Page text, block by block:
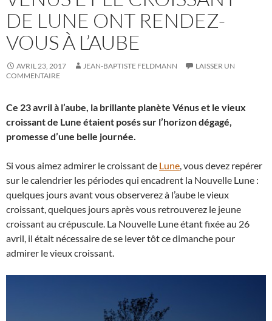
DE LUNE ONT RENDEZ-
VOUS À L’AUBE
AVRIL 23, 2017 JEAN-BAPTISTE FELDMANN
LAISSER UN
COMMENTAIRE
Ce 23 avril à l’aube, la brillante planète Vénus et le vieux
croissant de Lune étaient posés sur l’horizon dégagé,
promesse d’une belle journée.
Si vous aimez admirer le croissant de Lune, vous devez repérer
sur le calendrier les périodes qui encadrent la Nouvelle Lune :
quelques jours avant vous observerez à l’aube le vieux
croissant, quelques jours après vous retrouverez le jeune
croissant au crépuscule. La Nouvelle Lune étant fixée au 26
avril, il était nécessaire de se lever tôt ce dimanche pour
admirer le vieux croissant.